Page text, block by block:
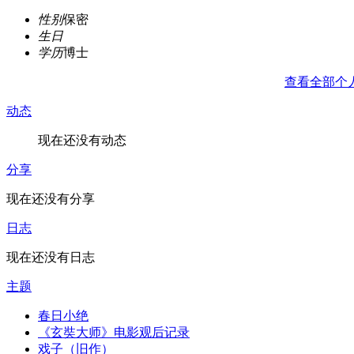
性别保密
生日
学历博士
查看全部个
动态
现在还没有动态
分享
现在还没有分享
日志
现在还没有日志
主题
春日小绝
《玄奘大师》电影观后记录
戏子（旧作）